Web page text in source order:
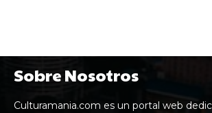
Sobre Nosotros
Culturamania.com es un portal web